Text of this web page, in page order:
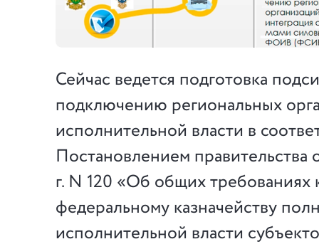
Сейчас ведется подготовка
подключению региональных
исполнительной власти в
Постановлением правительства
г. N 120 «Об общих требованиях
федеральному казначейству
исполнительной власти